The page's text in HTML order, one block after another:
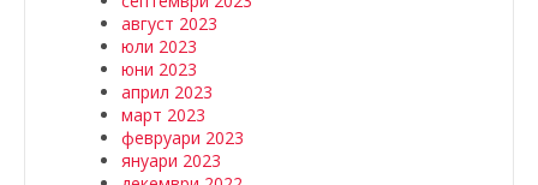
август 2023
юли 2023
юни 2023
април 2023
март 2023
февруари 2023
януари 2023